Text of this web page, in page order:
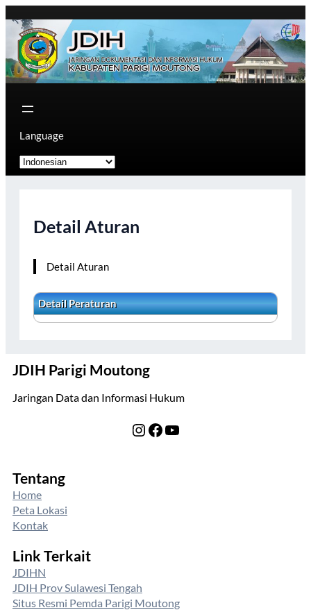
content
Language
Detail Aturan
Detail Aturan
Detail Peraturan
JDIH Parigi Moutong
Jaringan Data dan Informasi Hukum
Instagram Facebook YouTube
Tentang
Home
Peta Lokasi
Kontak
Link Terkait
JDIHN
JDIH Prov Sulawesi Tengah
Situs Resmi Pemda Parigi Moutong